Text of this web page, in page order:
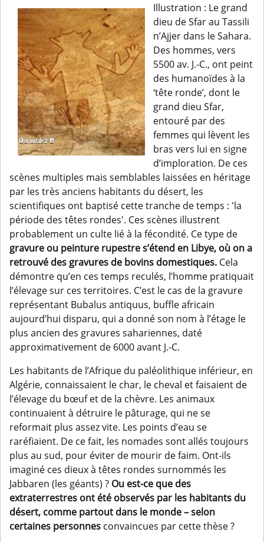
Illustration : Le grand
dieu de Sfar au Tassili
n’Ajjer dans le Sahara.
Des hommes, vers
5500 av. J.-C., ont peint
des humanoïdes à la
‘tête ronde’, dont le
grand dieu Sfar,
entouré par des
femmes qui lèvent les
bras vers lui en signe
d’imploration. De ces
scènes multiples mais semblables laissées en héritage
par les très anciens habitants du désert, les
scientifiques ont baptisé cette tranche de temps : 'la
période des têtes rondes'. Ces scènes illustrent
probablement un culte lié à la fécondité. Ce type de
gravure ou peinture rupestre s’étend en Libye, où on a
retrouvé des gravures de bovins domestiques. Cela
démontre qu’en ces temps reculés, l’homme pratiquait
l’élevage sur ces territoires. C’est le cas de la gravure
représentant Bubalus antiquus, buffle africain
aujourd’hui disparu, qui a donné son nom à l’étage le
plus ancien des gravures sahariennes, daté
approximativement de 6000 avant J.-C.
Les habitants de l’Afrique du paléolithique inférieur, en
Algérie, connaissaient le char, le cheval et faisaient de
l’élevage du bœuf et de la chèvre. Les animaux
continuaient à détruire le pâturage, qui ne se
reformait plus assez vite. Les points d’eau se
raréfiaient. De ce fait, les nomades sont allés toujours
plus au sud, pour éviter de mourir de faim. Ont-ils
imaginé ces dieux à têtes rondes surnommés les
Jabbaren (les géants) ? Ou est-ce que des
extraterrestres ont été observés par les habitants du
désert, comme partout dans le monde – selon
certaines personnes convaincues par cette thèse ?